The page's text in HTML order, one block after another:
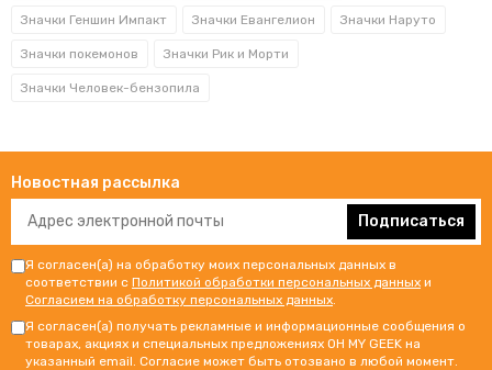
Значки Геншин Импакт Значки Евангелион Значки Наруто
Значки покемонов Значки Рик и Морти
Значки Человек-бензопила
Новостная рассылка
Подписаться
Я согласен(а) на обработку моих персональных данных в
соответствии с Политикой обработки персональных данных и
Согласием на обработку персональных данных.
Я согласен(а) получать рекламные и информационные сообщения о
товарах, акциях и специальных предложениях OH MY GEEK на
указанный email. Согласие может быть отозвано в любой момент.